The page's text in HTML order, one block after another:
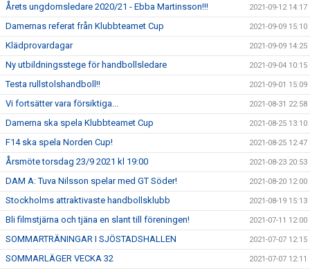
Årets ungdomsledare 2020/21 - Ebba Martinsson!!! 2021-09-12 14:17
Damernas referat från Klubbteamet Cup 2021-09-09 15:10
Klädprovardagar 2021-09-09 14:25
Ny utbildningsstege för handbollsledare 2021-09-04 10:15
Testa rullstolshandboll!! 2021-09-01 15:09
Vi fortsätter vara försiktiga... 2021-08-31 22:58
Damerna ska spela Klubbteamet Cup 2021-08-25 13:10
F14 ska spela Norden Cup! 2021-08-25 12:47
Årsmöte torsdag 23/9 2021 kl 19:00 2021-08-23 20:53
DAM A: Tuva Nilsson spelar med GT Söder! 2021-08-20 12:00
Stockholms attraktivaste handbollsklubb 2021-08-19 15:13
Bli filmstjärna och tjäna en slant till föreningen! 2021-07-11 12:00
SOMMARTRÄNINGAR I SJÖSTADSHALLEN 2021-07-07 12:15
SOMMARLÄGER VECKA 32 2021-07-07 12:11